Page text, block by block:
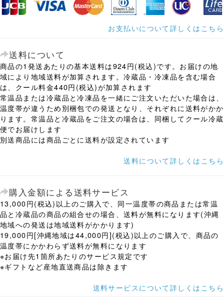
お支払いについて詳しくはこちら
送料について
商品の1発送あたりの基本送料は924円(税込)です。お届けの地
域により地域送料が加算されます。冷蔵品・冷凍品を含む場合
は、クール料金440円(税込)が加算されます
常温品または冷蔵品と冷凍品を一緒にご注文いただいた場合は、
温度帯が違うため別梱包での発送となり、それぞれに送料がかか
ります。常温品と冷蔵品をご注文の場合は、同梱してクール冷蔵
便でお届けします
別送商品には商品ごとに送料が設定されています
送料について詳しくはこちら
購入金額による送料サービス
13,000円(税込)以上のご購入で、同一温度帯の商品または常温
品と冷蔵品の商品の組合せの場合、送料が無料になります(沖縄
地域への発送は地域送料がかかります)
19,000円[沖縄地域は44,000円](税込)以上のご購入で、商品の
温度帯にかかわらず送料が無料になります
※お届け先1箇所あたりのサービス規定です
※ギフトなど産地直送商品は除きます
送料サービスについて詳しくはこちら